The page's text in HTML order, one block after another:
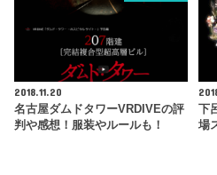
2018.11.20
名古屋ダムドタワーVRDIVEの評
判や感想！服装やルールも！
場